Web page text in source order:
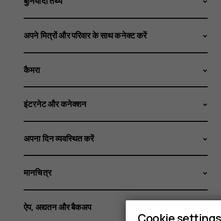
अपने मित्रों और परिवार के साथ कनेक्ट करें
कैमरा
इंटरनेट और कनेक्शन
अपना दिन व्यवस्थित करें
मानचित्र
ऐप, अद्यतन और बैकअप